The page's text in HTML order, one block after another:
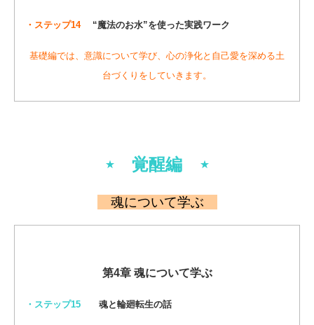
・ステップ14“魔法のお水”を使った実践ワーク
基礎編では、意識について学び、心の浄化と自己愛を深める土
台づくりをしていきます。
⋆ 覚醒編 ⋆
魂について学ぶ
第4章 魂について学ぶ
・ステップ15 魂と輪廻転生の話